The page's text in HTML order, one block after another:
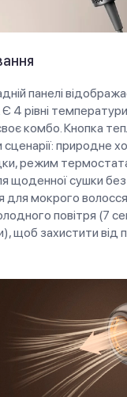
панелі
4 рівні
комбо. Кнопка
природне
режим
сушки без
для мокрого
повітря (7
щоб захистити від